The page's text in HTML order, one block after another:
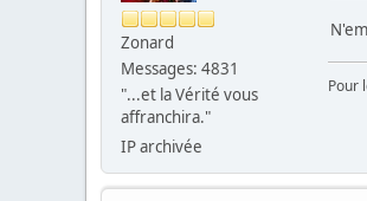
Zonard
Messages: 4831
"...et la Vérité vous
affranchira."
IP archivée
Pour